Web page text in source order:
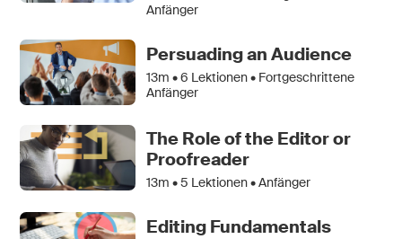
Anfänger
Persuading an Audience
13m •6 Lektionen • Fortgeschrittene
Anfänger
The Role of the Editor or
Proofreader
13m •5 Lektionen • Anfänger
Editing Fundamentals